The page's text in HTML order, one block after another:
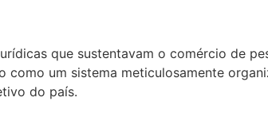
que sustentavam o comércio de
um sistema meticulosamente
do país.